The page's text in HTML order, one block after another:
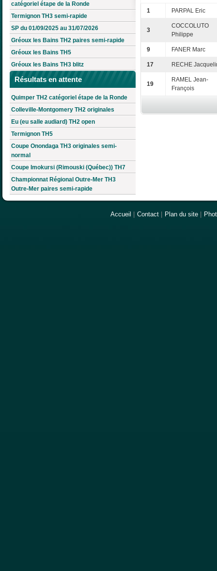
catégoriel étape de la Ronde
Termignon TH3 semi-rapide
SP du 01/09/2025 au 31/07/2026
Gréoux les Bains TH2 paires semi-rapide
Gréoux les Bains TH5
Gréoux les Bains TH3 blitz
Résultats en attente
Quimper TH2 catégoriel étape de la Ronde
Colleville-Montgomery TH2 originales
Eu (eu salle audiard) TH2 open
Termignon TH5
Coupe Onondaga TH3 originales semi-
normal
Coupe Imokursi (Rimouski (Québec)) TH7
Championnat Régional Outre-Mer TH3
Outre-Mer paires semi-rapide
1 PARPAL Eric
3
COCCOLUTO
Philippe
9 FANER Marc
17 RECHE
19
RAMEL Jean-
François
Accueil Contact Plan du site